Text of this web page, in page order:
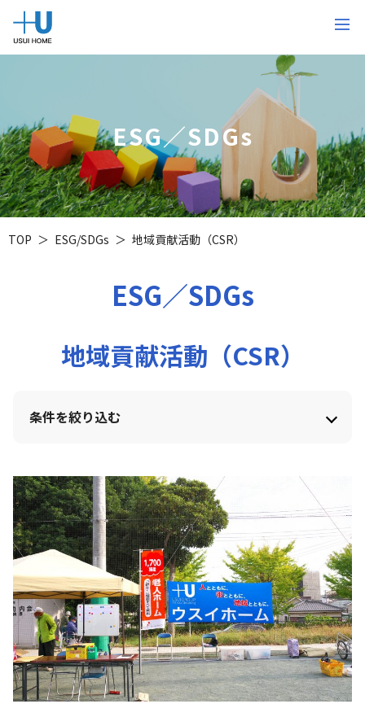
ESG／SDGs
TOP ESG/SDGs 地域貢献活動（CSR）
ESG／SDGs
地域貢献活動（CSR）
条件を絞り込む